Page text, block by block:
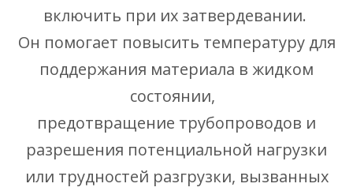
включить при их затвердевании.
Он помогает повысить температуру для
поддержания материала в жидком
состоянии,
предотвращение трубопроводов и
разрешения потенциальной нагрузки
или трудностей разгрузки, вызванных